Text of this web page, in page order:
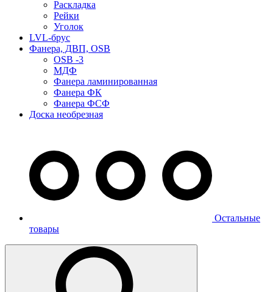
Раскладка
Рейки
Уголок
LVL-брус
Фанера, ДВП, OSB
OSB -3
МДФ
Фанера ламинированная
Фанера ФК
Фанера ФСФ
Доска необрезная
Остальные
товары